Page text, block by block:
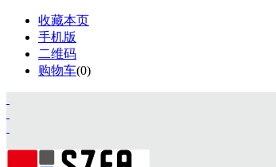
收藏本页
手机版
二维码
购物车(0)